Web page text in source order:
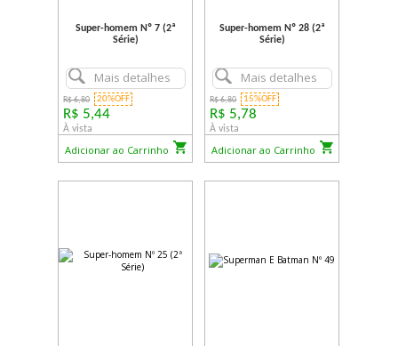
Super-homem Nº 7 (2ª
Série)
Mais detalhes
R$ 6,80 20%OFF
R$ 5,44
À vista
Adicionar ao Carrinho
Super-homem Nº 28 (2ª
Série)
Mais detalhes
R$ 6,80 15%OFF
R$ 5,78
À vista
Adicionar ao Carrinho